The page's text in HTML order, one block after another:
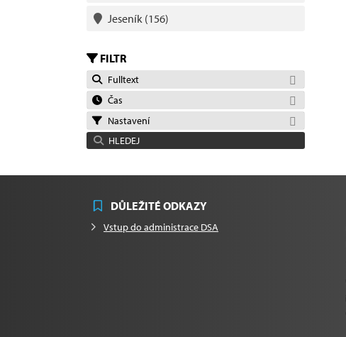
Jeseník (156)
FILTR
Fulltext
Čas
Nastavení
HLEDEJ
DŮLEŽITÉ ODKAZY
Vstup do administrace DSA